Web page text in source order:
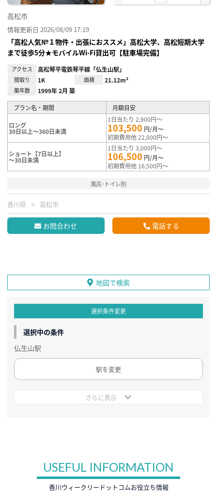
高松市
情報更新日 2026/08/09 17:19
「高松人気№１物件・出張におススメ」高松大学、高松短期大学
まで徒歩5分★モバイルWi-Fi貸出可【駐車場完備】
アクセス 高松琴平電鉄琴平線「仏生山駅」
間取り 1K 面積 21.12m²
築年数 1999年 2月 築
プラン名・期間 月額目安
ロング
30日以上～360日未満
1日当たり 2,900円～
103,500 円/月～
初期費用他 22,000円～
ショート【7日以上】
～30日未満
1日当たり 3,000円～
106,500 円/月～
初期費用他 16,500円～
風呂･トイレ別
香川県 高松市
お問合わせ 電話する
地図で検索
選択条件変更
選択中の条件
仏生山駅
駅を変更
さらに表示
USEFUL INFORMATION
香川ウィークリードットコムお役立ち情報